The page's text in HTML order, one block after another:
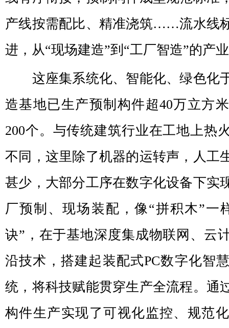
产线按需配比、精准浇筑……流水线
进，从“现场建造”到“工厂智造”的产
这座集系统化、智能化、绿色化
造基地已生产预制构件超40万立方
200个。与传统建筑行业在工地上热
不同，这里除了机器的运转声，人工
甚少，大部分工序在数字化设备下实
厂预制、现场装配，像“拼积木”一
诀”，在于基地深度集成物联网、云
沿技术，搭建起装配式PC数字化智
统，将科技赋能贯穿生产全流程。通
构件生产实现了可视化监控、规范